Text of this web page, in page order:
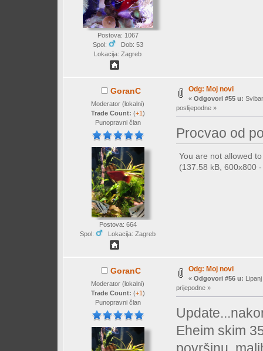
Postova: 1067
Spol:
Dob: 53
Lokacija: Zagreb
GoranC
Moderator (lokalni)
Trade Count: (+1)
Punopravni član
Postova: 664
Spol:
Lokacija: Zagreb
Odg: Moj novi
« Odgovori #55 u:
poslijepodne »
Procvao od
You are not allowed
(137.58 kB, 600x800
GoranC
Moderator (lokalni)
Trade Count: (+1)
Punopravni član
Odg: Moj novi
« Odgovori #56 u:
prijepodne »
Eheim skim